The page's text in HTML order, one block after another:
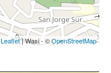
Leaflet| Wasi - ©OpenStreetMap